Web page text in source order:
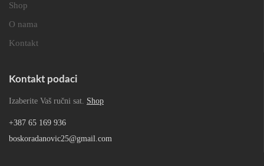
Shop
O nama
Kontakt
Kontakt podaci
Izaberite Vaš ručni sat. Shop
+387 65 169 936
boskoradanovic25@gmail.com